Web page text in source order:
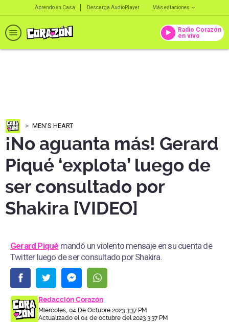
Aprendo en Casa Descarga AudioPlayer Más estaciones
Radio Corazón
en vivo
MEN'S HEART
¡No aguanta más! Gerard
Piqué ‘explota’ luego de
ser consultado por
Shakira [VIDEO]
Gerard Piqué mandó un violento mensaje en su cuenta de
Twitter luego de ser consultado por Shakira.
Redacción Corazón
Miércoles, 04 De Octubre 2023 3:37 PM
Actualizado el 04 de octubre del 2023 3:37 PM